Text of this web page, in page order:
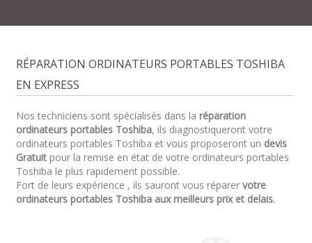
RÉPARATION ORDINATEURS PORTABLES TOSHIBA
EN EXPRESS
Nos techniciens sont spécialisés dans la réparation
ordinateurs portables Toshiba, ils diagnostiqueront votre
ordinateurs portables Toshiba et vous proposeront un devis
Gratuitpour la remise en état de votre ordinateurs portables
Toshiba le plus rapidement possible.
Fort de leurs expérience , ils sauront vous réparer votre
ordinateurs portables Toshiba aux meilleurs prix et delais.